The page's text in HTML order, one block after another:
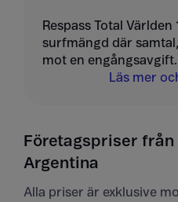
Respass Total Världen
surfmängd där
mot en engångsavgift.
Läs mer
Företagspriser från
Argentina
Alla priser är exklusive